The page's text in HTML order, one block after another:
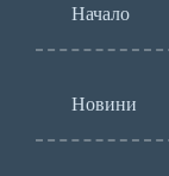
Начало
Новини